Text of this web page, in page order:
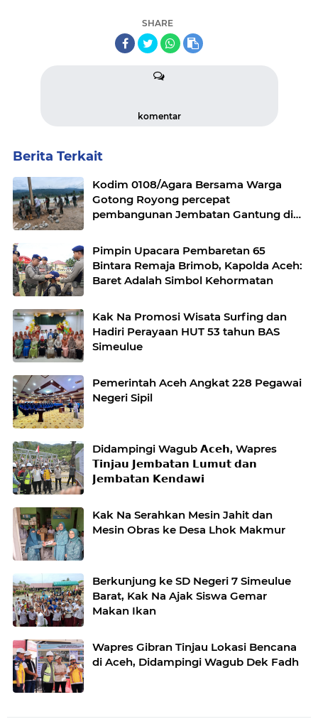
SHARE
komentar
Berita Terkait
Kodim 0108/Agara Bersama Warga
Gotong Royong percepat
pembangunan Jembatan Gantung di
Pimpin Upacara Pembaretan 65
Bintara Remaja Brimob, Kapolda Aceh:
Baret Adalah Simbol Kehormatan
Kak Na Promosi Wisata Surfing dan
Hadiri Perayaan HUT 53 tahun BAS
Simeulue
Pemerintah Aceh Angkat 228 Pegawai
Negeri Sipil
Didampingi Wagub 𝗔𝗰𝗲𝗵, Wapres
𝗧𝗶𝗻𝗷𝗮𝘂 𝗝𝗲𝗺𝗯𝗮𝘁𝗮𝗻 𝗟𝘂𝗺𝘂𝘁 𝗱𝗮𝗻
𝗝𝗲𝗺𝗯𝗮𝘁𝗮𝗻 𝗞𝗲𝗻𝗱𝗮𝘄𝗶
Kak Na Serahkan Mesin Jahit dan
Mesin Obras ke Desa Lhok Makmur
Berkunjung ke SD Negeri 7 Simeulue
Barat, Kak Na Ajak Siswa Gemar
Makan Ikan
Wapres Gibran Tinjau Lokasi Bencana
di Aceh, Didampingi Wagub Dek Fadh